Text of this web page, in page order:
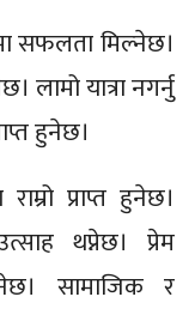
सफलता मिल्नेछ।
लामो यात्रा नगर्नु
हुनेछ।
प्राप्त हुनेछ।
थप्नेछ। प्रेम
सामाजिक र